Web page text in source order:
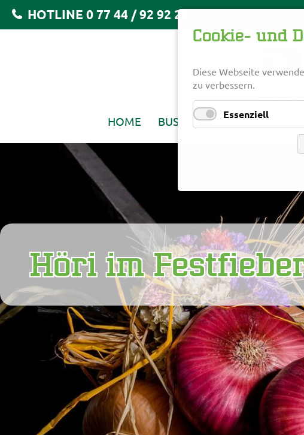
HOTLINE 0 77 44 / 92 92 20
ÜBERSPRINGEN
HOME BUSREISEN REISEBÜRO
Höri im
Cookie- und
Diese Webseite
zu verbessern.
Essenziell